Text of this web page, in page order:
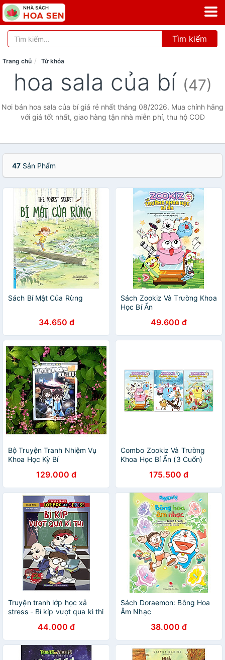
Tìm kiếm
Trang chủ Từ khóa
hoa sala của bí (47)
Nơi bán hoa sala của bí giá rẻ nhất tháng 08/2026. Mua chính hãng
với giá tốt nhất, giao hàng tận nhà miễn phí, thu hộ COD
47 Sản Phẩm
Sách Bí Mật Của Rừng
34.650 đ
Sách Zookiz Và Trường Khoa
Học Bí Ẩn
49.600 đ
Bộ Truyện Tranh Nhiệm Vụ
Khoa Học Kỳ Bí
129.000 đ
Combo Zookiz Và Trường
Khoa Học Bí Ẩn (3 Cuốn)
175.500 đ
Truyện tranh lớp học xả
stress - Bí kíp vượt qua kì thi
44.000 đ
Sách Doraemon: Bông Hoa
Âm Nhạc
38.000 đ